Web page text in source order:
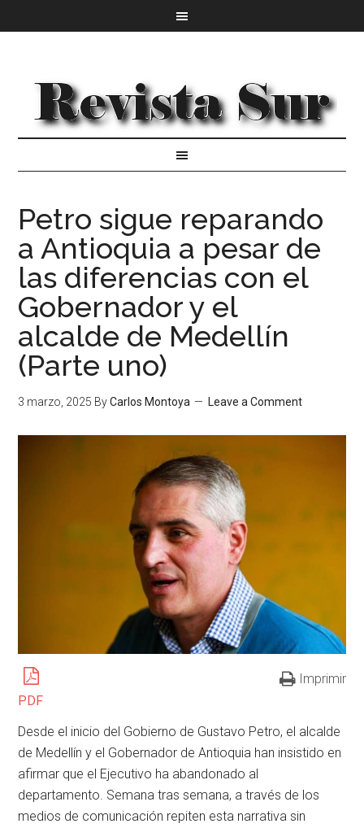
Petro sigue reparando
a Antioquia a pesar de
las diferencias con el
Gobernador y el
alcalde de Medellín
(Parte uno)
3 marzo, 2025 ByCarlos Montoya Leave a Comment
PDF
Imprimir
Desde el inicio del Gobierno de Gustavo Petro, el alcalde
de Medellín y el Gobernador de Antioquia han insistido en
afirmar que el Ejecutivo ha abandonado al
departamento. Semana tras semana, a través de los
medios de comunicación repiten esta narrativa sin